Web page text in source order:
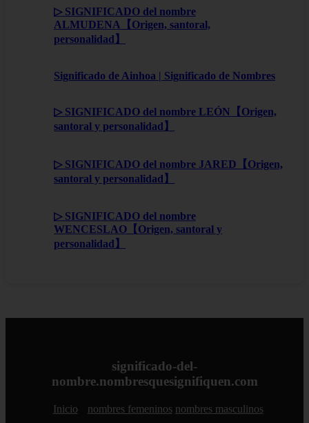
▷ SIGNIFICADO del nombre
ALMUDENA【Origen, santoral,
personalidad】
Significado de Ainhoa | Significado de Nombres
▷ SIGNIFICADO del nombre LEÓN【Origen,
santoral y personalidad】
▷ SIGNIFICADO del nombre JARED【Origen,
santoral y personalidad】
▷ SIGNIFICADO del nombre
WENCESLAO【Origen, santoral y
personalidad】
significado-del-
nombre.nombresquesignifiquen.com
Inicio nombres femeninos nombres masculinos